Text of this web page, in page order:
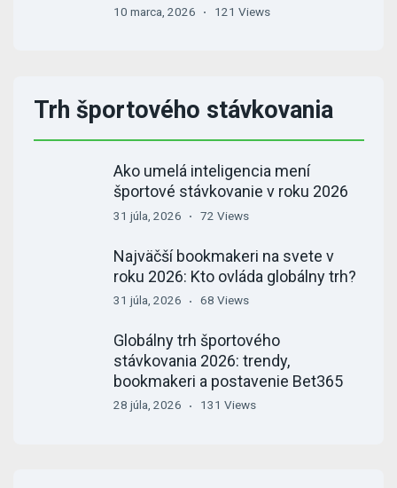
10 marca, 2026 121 Views
Trh športového stávkovania
Ako umelá inteligencia mení
športové stávkovanie v roku 2026
31 júla, 2026 72 Views
Najväčší bookmakeri na svete v
roku 2026: Kto ovláda globálny trh?
31 júla, 2026 68 Views
Globálny trh športového
stávkovania 2026: trendy,
bookmakeri a postavenie Bet365
28 júla, 2026 131 Views